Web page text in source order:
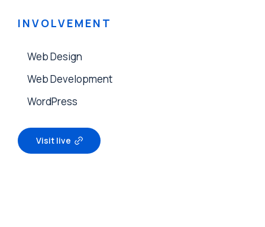
INVOLVEMENT
Web Design
Web Development
WordPress
Visit live